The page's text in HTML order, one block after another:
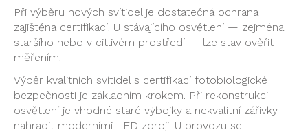
Při výběru nových svítidel je dostatečná ochrana
zajištěna certifikací. U stávajícího osvětlení — zejména
staršího nebo v citlivém prostředí — lze stav ověřit
měřením.
Výběr kvalitních svítidel s certifikací fotobiologické
bezpečnosti je základním krokem. Při rekonstrukci
osvětlení je vhodné staré výbojky a nekvalitní zářivky
nahradit moderními LED zdroji. U provozu se